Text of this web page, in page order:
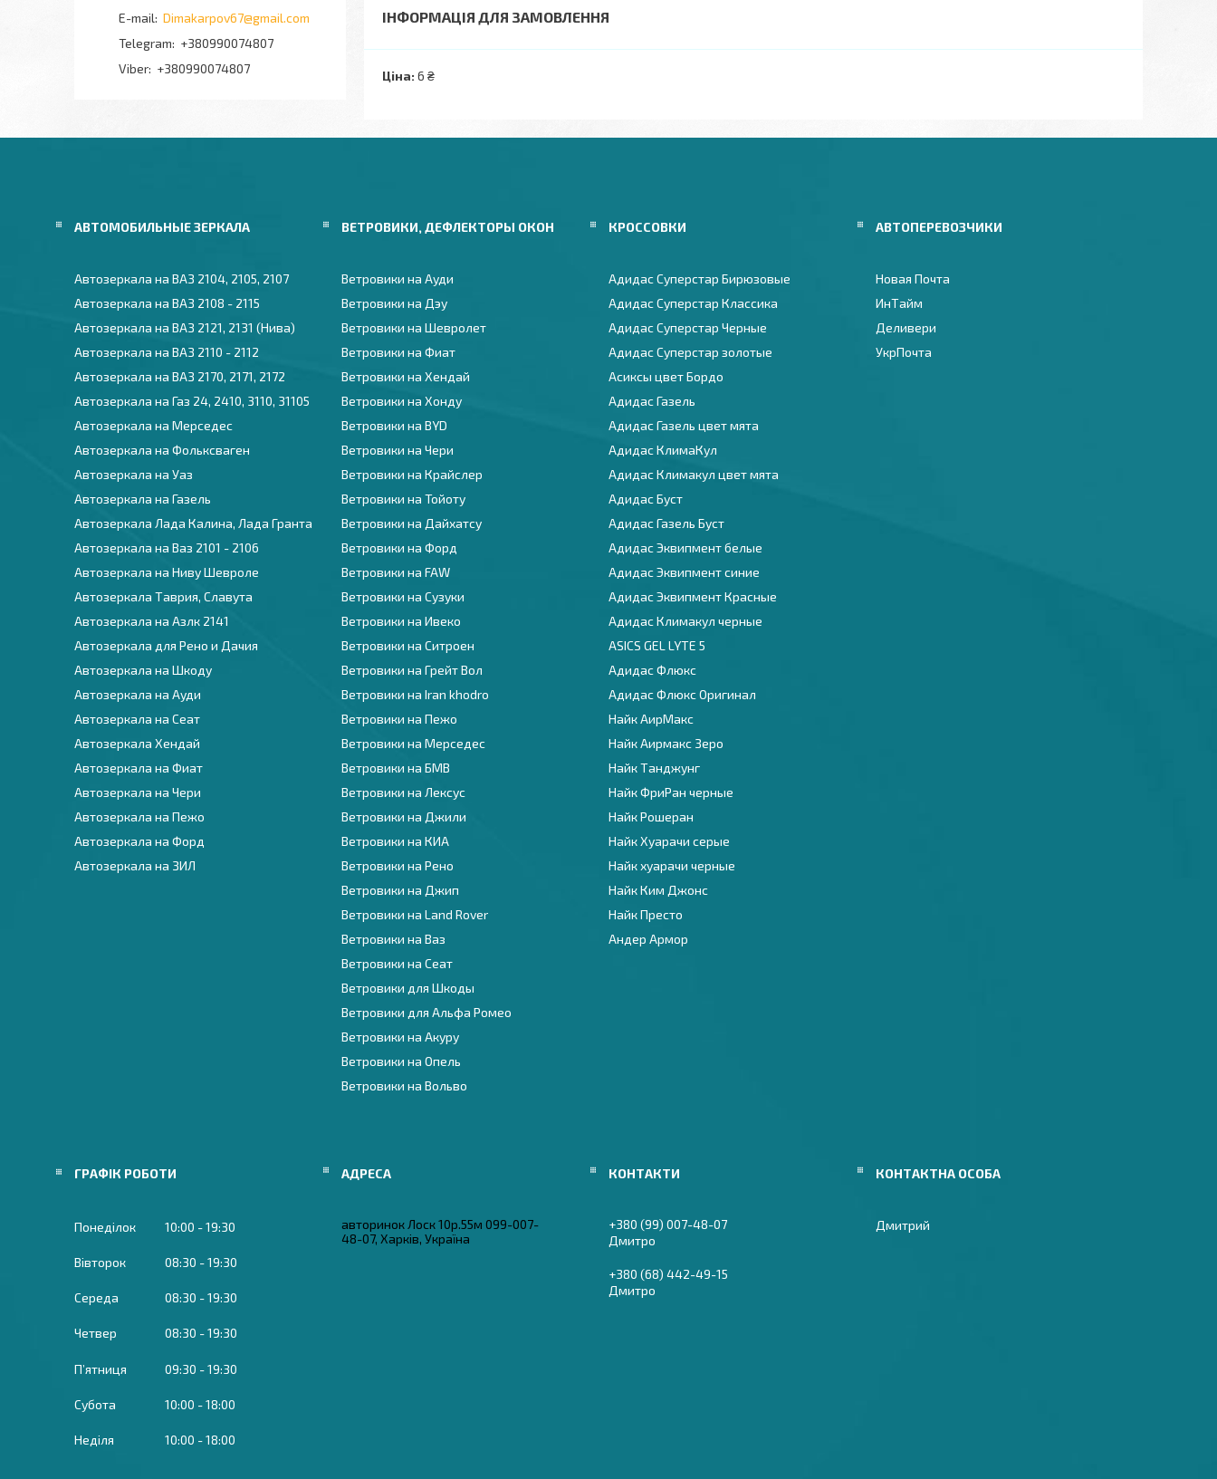
ІНФОРМАЦІЯ ДЛЯ ЗАМОВЛЕННЯ
Ціна: 6 ₴
Dimakarpov67@gmail.com
+380990074807
+380990074807
АВТОМОБИЛЬНЫЕ ЗЕРКАЛА
Автозеркала на ВАЗ 2104, 2105, 2107
Автозеркала на ВАЗ 2108 - 2115
Автозеркала на ВАЗ 2121, 2131 (Нива)
Автозеркала на ВАЗ 2110 - 2112
Автозеркала на ВАЗ 2170, 2171, 2172
Автозеркала на Газ 24, 2410, 3110, 31105
Автозеркала на Мерседес
Автозеркала на Фольксваген
Автозеркала на Уаз
Автозеркала на Газель
Автозеркала Лада Калина, Лада Гранта
Автозеркала на Ваз 2101 - 2106
Автозеркала на Ниву Шевроле
Автозеркала Таврия, Славута
Автозеркала на Азлк 2141
Автозеркала для Рено и Дачия
Автозеркала на Шкоду
Автозеркала на Ауди
Автозеркала на Сеат
Автозеркала Хендай
Автозеркала на Фиат
Автозеркала на Чери
Автозеркала на Пежо
Автозеркала на Форд
Автозеркала на ЗИЛ
ВЕТРОВИКИ, ДЕФЛЕКТОРЫ ОКОН
Ветровики на Ауди
Ветровики на Дэу
Ветровики на Шевролет
Ветровики на Фиат
Ветровики на Хендай
Ветровики на Хонду
Ветровики на BYD
Ветровики на Чери
Ветровики на Крайслер
Ветровики на Тойоту
Ветровики на Дайхатсу
Ветровики на Форд
Ветровики на FAW
Ветровики на Сузуки
Ветровики на Ивеко
Ветровики на Ситроен
Ветровики на Грейт Вол
Ветровики на Iran khodro
Ветровики на Пежо
Ветровики на Мерседес
Ветровики на БМВ
Ветровики на Лексус
Ветровики на Джили
Ветровики на КИА
Ветровики на Рено
Ветровики на Джип
Ветровики на Land Rover
Ветровики на Ваз
Ветровики на Сеат
Ветровики для Шкоды
Ветровики для Альфа Ромео
Ветровики на Акуру
Ветровики на Опель
Ветровики на Вольво
КРОССОВКИ
Адидас Суперстар Бирюзовые
Адидас Суперстар Классика
Адидас Суперстар Черные
Адидас Суперстар золотые
Асиксы цвет Бордо
Адидас Газель
Адидас Газель цвет мята
Адидас КлимаКул
Адидас Климакул цвет мята
Адидас Буст
Адидас Газель Буст
Адидас Эквипмент белые
Адидас Эквипмент синие
Адидас Эквипмент Красные
Адидас Климакул черные
ASICS GEL LYTE 5
Адидас Флюкс
Адидас Флюкс Оригинал
Найк АирМакс
Найк Аирмакс Зеро
Найк Танджунг
Найк ФриРан черные
Найк Рошеран
Найк Хуарачи серые
Найк хуарачи черные
Найк Ким Джонс
Найк Престо
Андер Армор
АВТОПЕРЕВОЗЧИКИ
Новая Почта
ИнТайм
Деливери
УкрПочта
ГРАФІК РОБОТИ
Понеділок 10:00 19:30
Вівторок 08:30 19:30
Середа 08:30 19:30
Четвер 08:30 19:30
Пʼятниця 09:30 19:30
Субота 10:00 18:00
Неділя 10:00 18:00
авторинок Лоск 10р.55м 099-007-
48-07, Харків, Україна
+380 (99) 007-48-07
Дмитро
+380 (68) 442-49-15
Дмитро
Дмитрий